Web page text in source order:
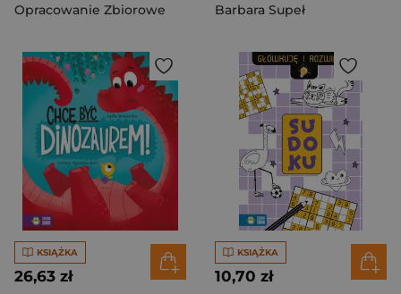
Opracowanie Zbiorowe
Barbara Supeł
KSIĄŻKA
26,63 zł
KSIĄŻKA
10,70 zł